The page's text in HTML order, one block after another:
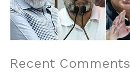
Recent Comments